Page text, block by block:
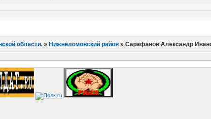
области. » Нижнеломовский район »Сарафанов Александр